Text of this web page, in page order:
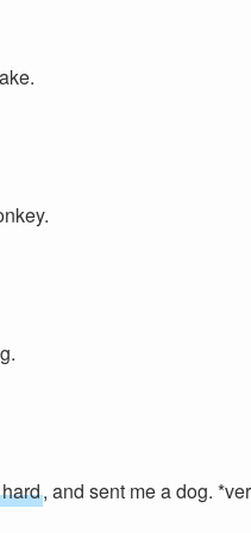
, and sent me a dog.